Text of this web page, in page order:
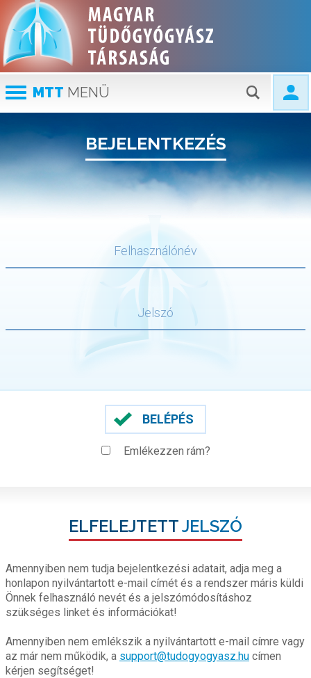
MTT MENÜ
BEJELENTKEZÉS
BELÉPÉS
Emlékezzen rám?
ELFELEJTETTJELSZÓ
Amennyiben nem tudja bejelentkezési adatait, adja meg a
honlapon nyilvántartott e-mail címét és a rendszer máris küldi
Önnek felhasználó nevét és a jelszómódosításhoz
szükséges linket és információkat!
Amennyiben nem emlékszik a nyilvántartott e-mail címre vagy
az már nem működik, a support@tudogyogyasz.hu címen
kérjen segítséget!